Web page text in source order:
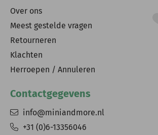
Over ons
Meest gestelde vragen
Retourneren
Klachten
Herroepen / Annuleren
Contactgegevens
info@miniandmore.nl
+31 (0)6-13356046